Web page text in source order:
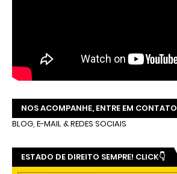
NOS ACOMPANHE, ENTRE EM CONTATO
BLOG, E-MAIL & REDES SOCIAIS
ESTADO DE DIREITO SEMPRE! CLICK👇